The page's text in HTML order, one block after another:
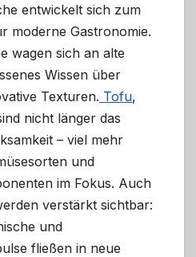
entwickelt sich zum
moderne Gastronomie.
wagen sich an alte
Wissen über
Texturen. Tofu,
nicht länger das
– viel mehr
und
im Fokus. Auch
verstärkt sichtbar:
und
fließen in neue